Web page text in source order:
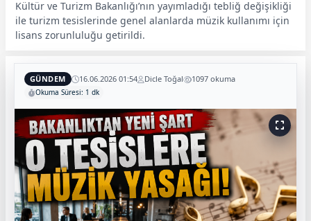
Kültür ve Turizm Bakanlığı’nın yayımladığı tebliğ değişikliği
ile turizm tesislerinde genel alanlarda müzik kullanımı için
lisans zorunluluğu getirildi.
GÜNDEM 16.06.2026 01:54 Dicle Toğal 1097 okuma
Okuma Süresi: 1 dk